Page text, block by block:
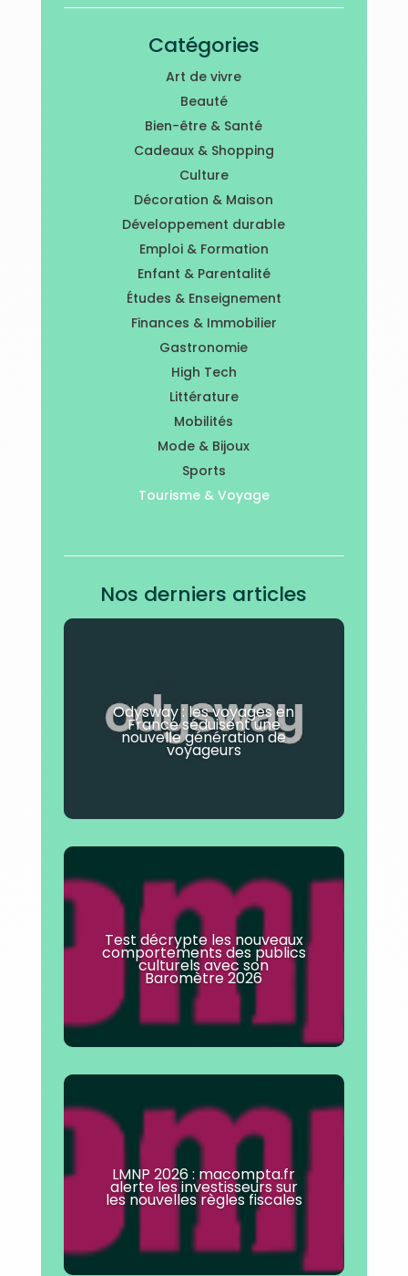
Catégories
Art de vivre
Beauté
Bien-être & Santé
Cadeaux & Shopping
Culture
Décoration & Maison
Développement durable
Emploi & Formation
Enfant & Parentalité
Études & Enseignement
Finances & Immobilier
Gastronomie
High Tech
Littérature
Mobilités
Mode & Bijoux
Sports
Tourisme & Voyage
Nos derniers articles
Odysway : les voyages en
France séduisent une
nouvelle génération de
voyageurs
Test décrypte les nouveaux
comportements des publics
culturels avec son
Baromètre 2026
LMNP 2026 : macompta.fr
alerte les investisseurs sur
les nouvelles règles fiscales